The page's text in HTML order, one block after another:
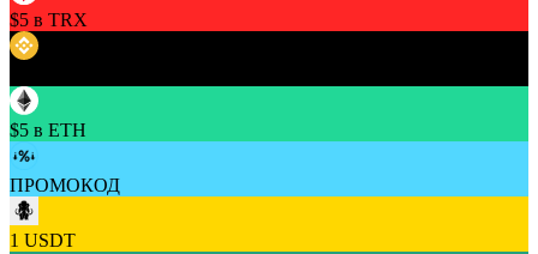
$5 в TRX
$5 в ETH
ПРОМОКОД
1 USDT